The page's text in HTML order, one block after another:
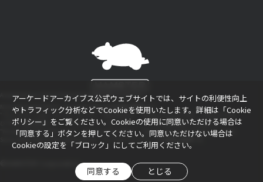
Arcade Archives Series Produced by HAMSTER Corporation
Nintendo Switchのロゴ・Nintendo Switchは任天堂の商標です。
“プレイステーション ファミリーマーク”、“PlayStation”、“PS5ロゴ”および“PS5”、“PS4ロゴ”およ
び“PS4”は株式会社ソニー・インタラクティブエンタテインメントの登録商標または商標です。
“WindowsロゴおよびWindows”、“XboxロゴおよびXbox”、“Xbox OneおよびXbox Oneロゴ”、“Xbox
Series X|SロゴおよびXbox Series X|S”は、マイクロソフト グループの企業の商標です。
©HAMSTER Corporation
アーケードアーカイブス公式ウェブサイトでは、サイトの利便性向上
やトラフィック分析などでCookieを使用いたします。詳細は「Cookie
ポリシー 」をご覧ください。Cookieの使用に同意いただける場合は
「同意する」ボタンを押してください。同意いただけない場合は
Cookieの設定を「ブロック」にしてご利用ください。
同意する とじる